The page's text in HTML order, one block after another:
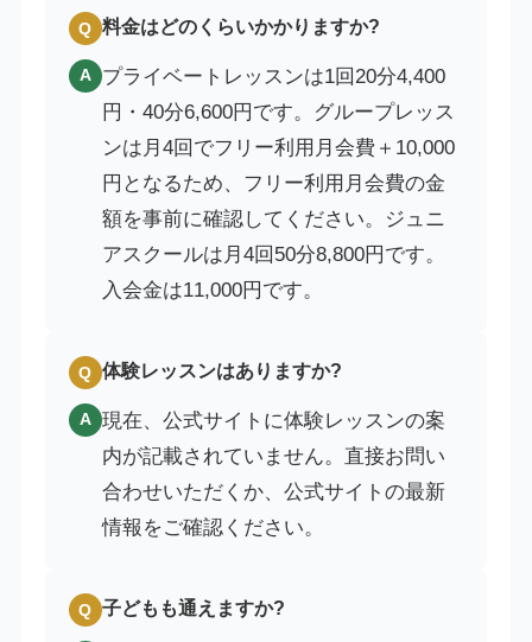
Q 料金はどのくらいかかりますか?
A プライベートレッスンは1回20分4,400
円・40分6,600円です。グループレッス
ンは月4回でフリー利用月会費＋10,000
円となるため、フリー利用月会費の金
額を事前に確認してください。ジュニ
アスクールは月4回50分8,800円です。
入会金は11,000円です。
Q 体験レッスンはありますか?
A 現在、公式サイトに体験レッスンの案
内が記載されていません。直接お問い
合わせいただくか、公式サイトの最新
情報をご確認ください。
Q 子どもも通えますか?